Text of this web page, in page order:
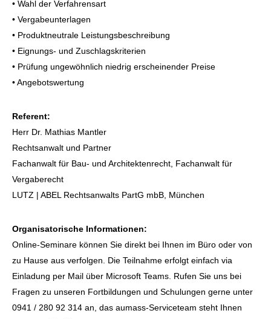
• Wahl der Verfahrensart
• Vergabeunterlagen
• Produktneutrale Leistungsbeschreibung
• Eignungs- und Zuschlagskriterien
• Prüfung ungewöhnlich niedrig erscheinender Preise
• Angebotswertung
Referent:
Herr Dr. Mathias Mantler
Rechtsanwalt und Partner
Fachanwalt für Bau- und Architektenrecht, Fachanwalt für
Vergaberecht
LUTZ | ABEL Rechtsanwalts PartG mbB, München
Organisatorische Informationen:
Online-Seminare können Sie direkt bei Ihnen im Büro oder von
zu Hause aus verfolgen. Die Teilnahme erfolgt einfach via
Einladung per Mail über Microsoft Teams. Rufen Sie uns bei
Fragen zu unseren Fortbildungen und Schulungen gerne unter
0941 / 280 92 314 an, das aumass-Serviceteam steht Ihnen